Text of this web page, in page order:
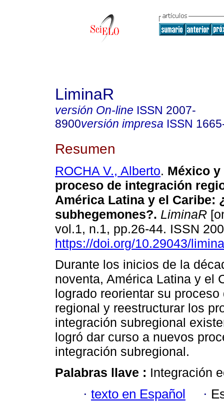
LiminaR
versión On-line ISSN 2007-
8900versión impresa ISSN
Resumen
ROCHA V., Alberto. México
proceso de integración
América Latina y el Caribe:
subhegemones?. LiminaR
vol.1, n.1, pp.26-44. ISSN
https://doi.org/10.29043/
Durante los inicios de la
noventa, América Latina y el
logrado reorientar su
regional y reestructurar los
integración subregional
logró dar curso a nuevos
integración subregional.
Palabras llave : Integración
· texto en Español ·